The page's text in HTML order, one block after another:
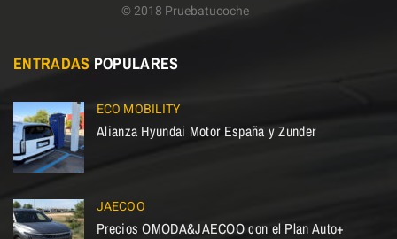
© 2018 Pruebatucoche
ENTRADAS POPULARES
ECO MOBILITY
Alianza Hyundai Motor España y Zunder
JAECOO
Precios OMODA&JAECOO con el Plan Auto+